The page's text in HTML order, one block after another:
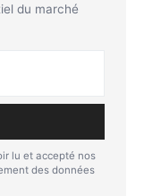
du marché
lu et accepté nos
des données